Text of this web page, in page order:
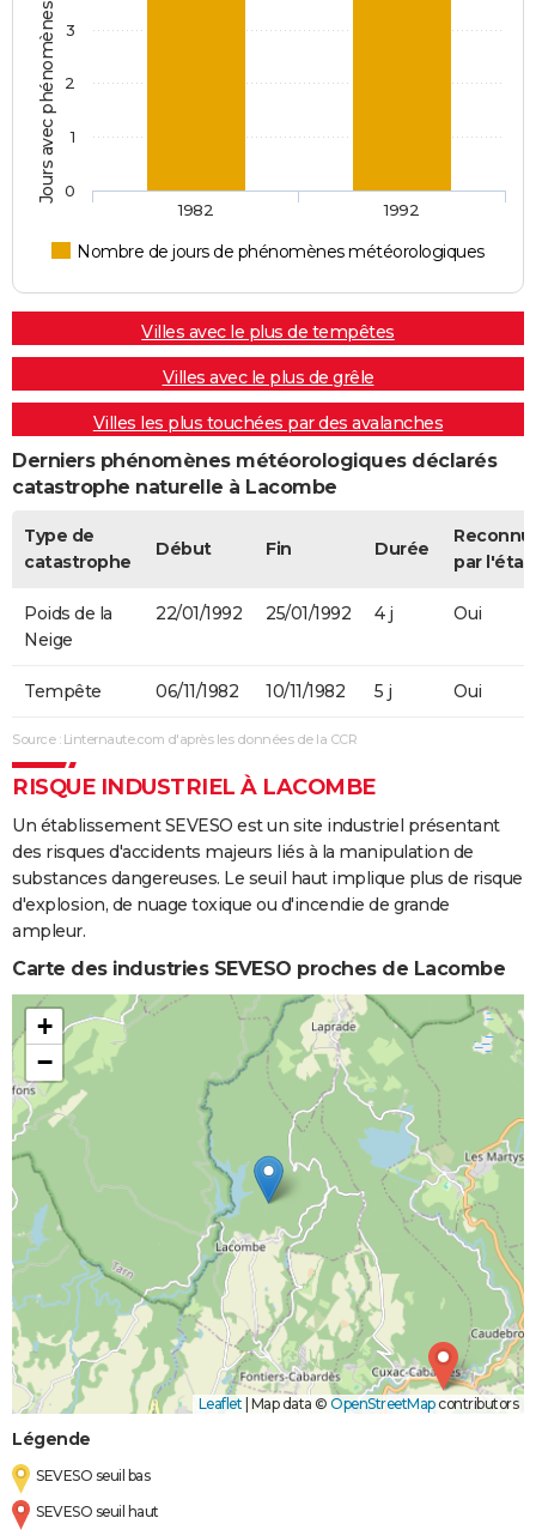
Nombre de jours de phénomènes météorologiques
1982 1992
0
1
2
3
Villes avec le plus de tempêtes
Villes avec le plus de grêle
Villes les plus touchées par des avalanches
Derniers phénomènes météorologiques déclarés
catastrophe naturelle à Lacombe
Type de
catastrophe
Début Fin Durée
par l'état
Poids de la
Neige
22/01/1992 25/01/1992 4 j Oui
Tempête 06/11/1982 10/11/1982 5 j Oui
Source : Linternaute.com d'après les données de la CCR
RISQUE INDUSTRIEL À LACOMBE
Un établissement SEVESO est un site industriel présentant
des risques d'accidents majeurs liés à la manipulation de
substances dangereuses. Le seuil haut implique plus de risque
d'explosion, de nuage toxique ou d'incendie de grande
ampleur.
Carte des industries SEVESO proches de Lacombe
+
−
Leaflet Map data © OpenStreetMapcontributors
Légende
SEVESO seuil bas
SEVESO seuil haut